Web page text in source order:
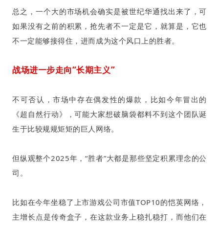
总之，一个大的市场机会确实是被世纪华通找出来了，可
如果没有之前的积累，抢先者不一定是它，就算是，它也
不一定能够接得住，进而成为这个风口上的胜者。
战场进一步走向“长期主义”
不可否认，市场中存在偶发性的爆款，比如今年冒出的
《超自然行动》，可能大家想破脑袋都料不到这个团队诞
生于比较规规矩矩的巨人网络。
但纵观整个2025年，“胜者”大都是那些坚定积累理念的公
司。
比如在今年坐稳了上市游戏公司市值TOP10的恺英网络，
主增长点是传奇盒子，在这款业务上稳扎稳打，而他们在